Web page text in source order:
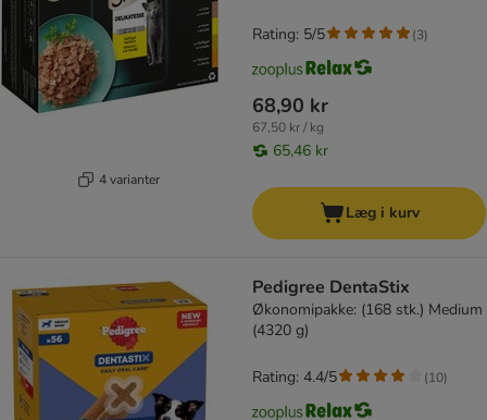
4 varianter
68,90 kr
67,50 kr / kg
65,46 kr
Rating: 5/5 (3)
Læg i kurv
Pedigree DentaStix
Økonomipakke: (168 stk.) Medium
(4320 g)
Rating: 4.4/5 (10)